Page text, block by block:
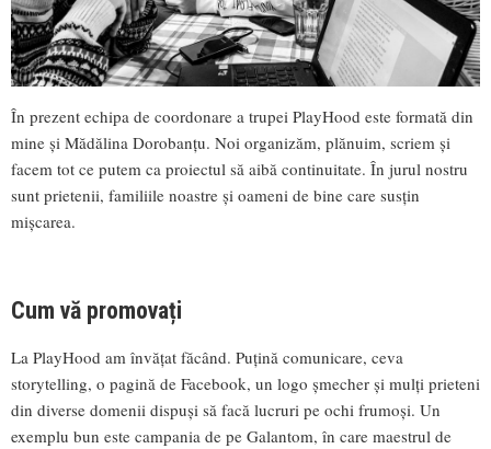
În prezent echipa de coordonare a trupei PlayHood este formată din
mine și Mădălina Dorobanțu. Noi organizăm, plănuim, scriem și
facem tot ce putem ca proiectul să aibă continuitate. În jurul nostru
sunt prietenii, familiile noastre și oameni de bine care susțin
mișcarea.
Cum vă promovați
La PlayHood am învățat făcând. Puțină comunicare, ceva
storytelling, o pagină de Facebook, un logo șmecher și mulți prieteni
din diverse domenii dispuși să facă lucruri pe ochi frumoși. Un
exemplu bun este campania de pe Galantom, în care maestrul de